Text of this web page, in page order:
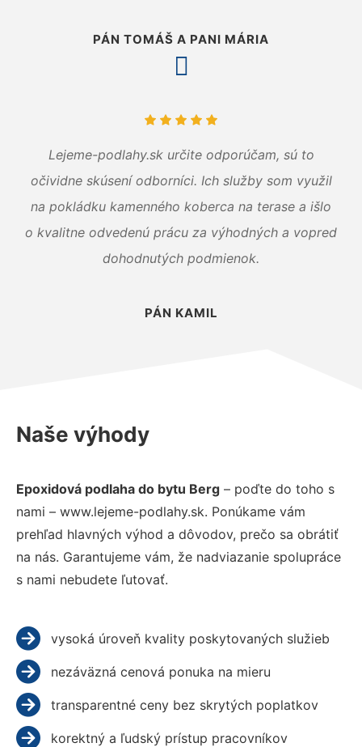
PÁN TOMÁŠ A PANI MÁRIA
Lejeme-podlahy.sk určite odporúčam, sú to
očividne skúsení odborníci. Ich služby som využil
na pokládku kamenného koberca na terase a išlo
o kvalitne odvedenú prácu za výhodných a vopred
dohodnutých podmienok.
PÁN KAMIL
Naše výhody
Epoxidová podlaha do bytu Berg – poďte do toho s
nami – www.lejeme-podlahy.sk. Ponúkame vám
prehľad hlavných výhod a dôvodov, prečo sa obrátiť
na nás. Garantujeme vám, že nadviazanie spolupráce
s nami nebudete ľutovať.
vysoká úroveň kvality poskytovaných služieb
nezáväzná cenová ponuka na mieru
transparentné ceny bez skrytých poplatkov
korektný a ľudský prístup pracovníkov